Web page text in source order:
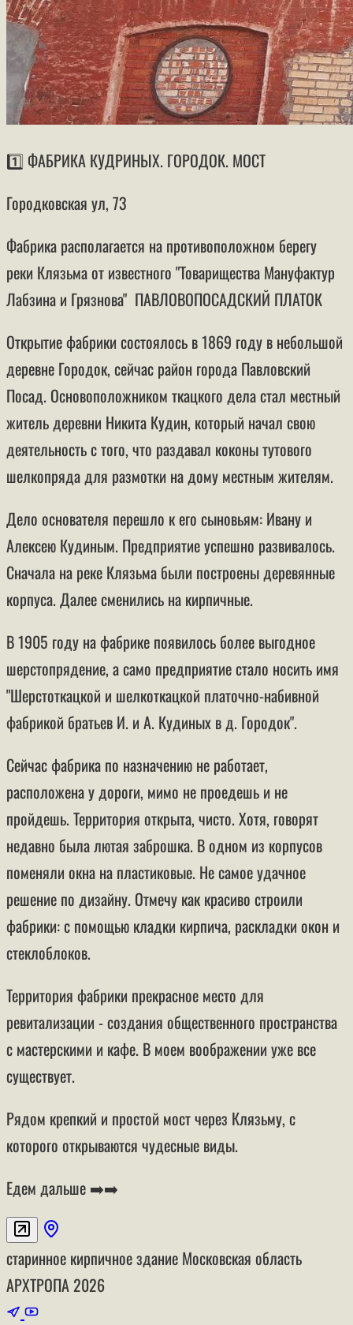
1️⃣ ФАБРИКА КУДРИНЫХ. ГОРОДОК. МОСТ
Городковская ул, 73
Фабрика располагается на противоположном берегу
реки Клязьма от известного "Товарищества Мануфактур
Лабзина и Грязнова" ПАВЛОВОПОСАДСКИЙ ПЛАТОК
Открытие фабрики состоялось в 1869 году в небольшой
деревне Городок, сейчас район города Павловский
Посад. Основоположником ткацкого дела стал местный
житель деревни Никита Кудин, который начал свою
деятельность с того, что раздавал коконы тутового
шелкопряда для размотки на дому местным жителям.
Дело основателя перешло к его сыновьям: Ивану и
Алексею Кудиным. Предприятие успешно развивалось.
Сначала на реке Клязьма были построены деревянные
корпуса. Далее сменились на кирпичные.
В 1905 году на фабрике появилось более выгодное
шерстопрядение, а само предприятие стало носить имя
"Шерстоткацкой и шелкоткацкой платочно-набивной
фабрикой братьев И. и А. Кудиных в д. Городок".
Сейчас фабрика по назначению не работает,
расположена у дороги, мимо не проедешь и не
пройдешь. Территория открыта, чисто. Хотя, говорят
недавно была лютая заброшка. В одном из корпусов
поменяли окна на пластиковые. Не самое удачное
решение по дизайну. Отмечу как красиво строили
фабрики: с помощью кладки кирпича, раскладки окон и
стеклоблоков.
Территория фабрики прекрасное место для
ревитализации - создания общественного пространства
с мастерскими и кафе. В моем воображении уже все
существует.
Рядом крепкий и простой мост через Клязьму, с
которого открываются чудесные виды.
Едем дальше ➡️➡️
старинное кирпичное здание Московская область
АРХТРОПА 2026